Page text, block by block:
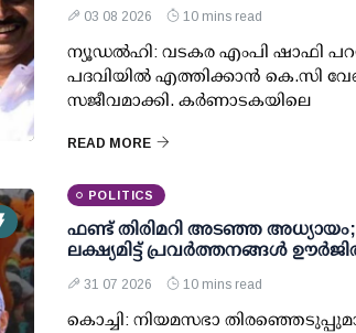
03 08 2026 10 mins read
ന്യൂഡല്‍ഹി: വടകര എംപി ഷാഫി
പദവിയില്‍ എത്തിക്കാന്‍ കെ.സി
സജീവമാക്കി. കര്‍ണാടകയിലെ
READ MORE
POLITICS
ഫണ്ട് തിരിമറി അടഞ്ഞ
ലക്ഷ്യമിട്ട് പ്രവര്‍ത്തനങ്ങള്‍
31 07 2026 10 mins read
കൊച്ചി: നിയമസഭാ